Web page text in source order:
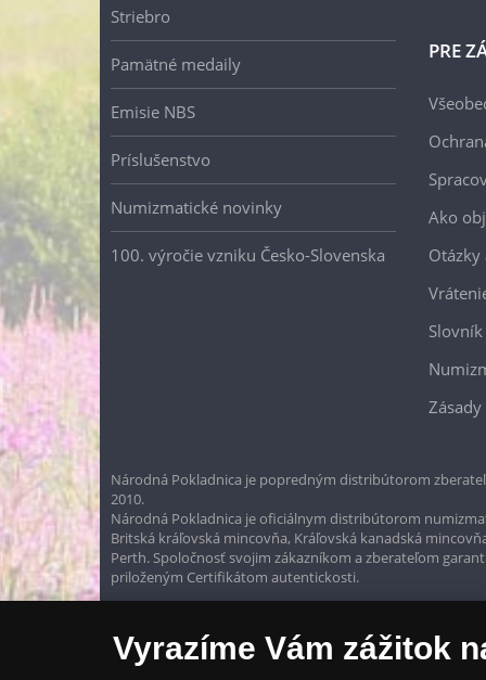
Striebro
Pamätné medaily
Emisie NBS
Príslušenstvo
Numizmatické novinky
100. výročie vzniku Česko-Slovenska
PRE
Ako
Otázky
Národná Pokladnica je popredným distribútorom
2010.
Národná Pokladnica je oficiálnym distribútorom
Britská kráľovská mincovňa, Kráľovská kanadská
Perth. Spoločnosť svojim zákazníkom a zberateľom
priloženým Certifikátom autentickosti.
Vyrazíme Vám zážitok